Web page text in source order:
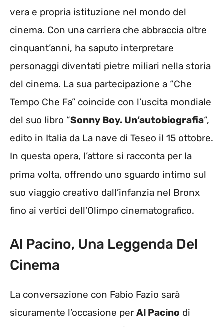
vera e propria istituzione nel mondo del
cinema. Con una carriera che abbraccia oltre
cinquant’anni, ha saputo interpretare
personaggi diventati pietre miliari nella storia
del cinema. La sua partecipazione a “Che
Tempo Che Fa” coincide con l’uscita mondiale
del suo libro “Sonny Boy. Un’autobiografia“,
edito in Italia da La nave di Teseo il 15 ottobre.
In questa opera, l’attore si racconta per la
prima volta, offrendo uno sguardo intimo sul
suo viaggio creativo dall’infanzia nel Bronx
fino ai vertici dell’Olimpo cinematografico.
Al Pacino, Una Leggenda Del
Cinema
La conversazione con Fabio Fazio sarà
sicuramente l’occasione per Al Pacino di